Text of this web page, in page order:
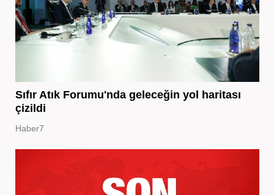
Sıfır Atık Forumu'nda geleceğin yol haritası
çizildi
Haber7